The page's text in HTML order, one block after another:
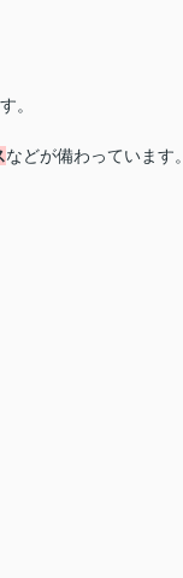
。
などが備わっています。